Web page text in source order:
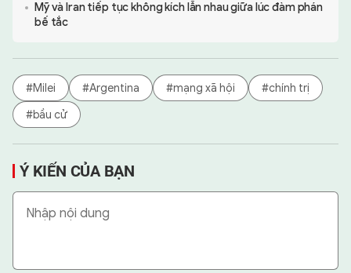
Mỹ và Iran tiếp tục không kích lẫn nhau giữa lúc đàm phán
bế tắc
#Milei #Argentina #mạng xã hội
#chính trị
#bầu cử
Ý KIẾN CỦA BẠN